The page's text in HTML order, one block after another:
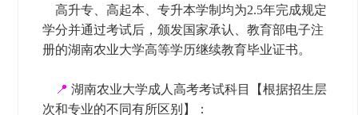
高升专、高起本、专升本学制均为2.5年完成规定
学分并通过考试后，颁发国家承认、教育部电子注
册的湖南农业大学高等学历继续教育毕业证书。
📍湖南农业大学成人高考考试科目【根据招生层
次和专业的不同有所区别】：